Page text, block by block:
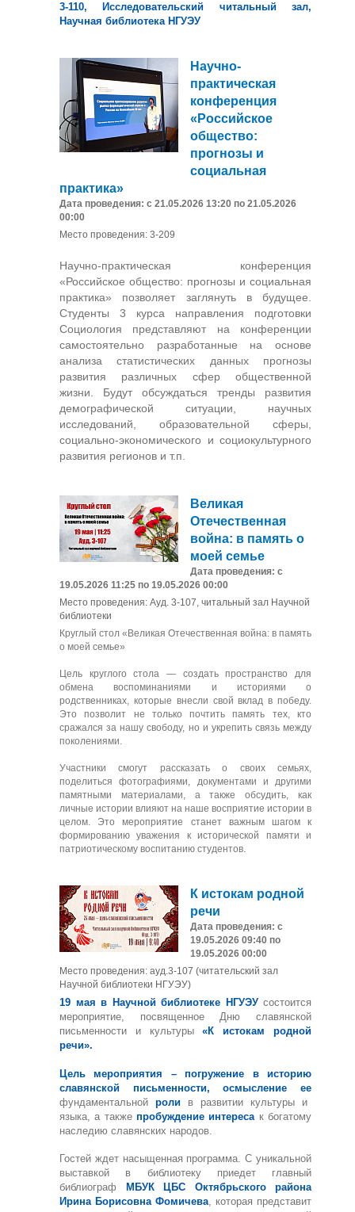
3-110, Исследовательский читальный зал,
Научная библиотека НГУЭУ
Научно-
практическая
конференция
«Российское
общество:
прогнозы и
социальная
практика»
Дата проведения: с 21.05.2026 13:20 по 21.05.2026
00:00
Место проведения: 3-209
Научно-практическая конференция
«Российское общество: прогнозы и социальная
практика» позволяет заглянуть в будущее.
Студенты 3 курса направления подготовки
Социология представляют на конференции
самостоятельно разработанные на основе
анализа статистических данных прогнозы
развития различных сфер общественной
жизни. Будут обсуждаться тренды развития
демографической ситуации, научных
исследований, образовательной сферы,
социально-экономического и социокультурного
развития регионов и т.п.
Великая
Отечественная
война: в память о
моей семье
Дата проведения: с
19.05.2026 11:25 по 19.05.2026 00:00
Место проведения: Ауд. 3-107, читальный зал Научной
библиотеки
Круглый стол «Великая Отечественная война: в память
о моей семье»
Цель круглого стола — создать пространство для
обмена воспоминаниями и историями о
родственниках, которые внесли свой вклад в победу.
Это позволит не только почтить память тех, кто
сражался за нашу свободу, но и укрепить связь между
поколениями.
Участники смогут рассказать о своих семьях,
поделиться фотографиями, документами и другими
памятными материалами, а также обсудить, как
личные истории влияют на наше восприятие истории в
целом. Это мероприятие станет важным шагом к
формированию уважения к исторической памяти и
патриотическому воспитанию студентов.
К истокам родной
речи
Дата проведения: с
19.05.2026 09:40 по
19.05.2026 00:00
Место проведения: ауд.3-107 (читательский зал
Научной библиотеки НГУЭУ)
19 мая в Научной библиотеке НГУЭУсостоится
мероприятие, посвященное Дню славянской
письменности и культуры«К истокам родной
речи».
Цель мероприятия – погружение в историю
славянской письменности, осмысление ее
фундаментальной роли в развитии культуры и
языка, а также пробуждение интереса к богатому
наследию славянских народов.
Гостей ждет насыщенная программа. С уникальной
выставкой в библиотеку приедет главный
библиограф
МБУК ЦБС Октябрьского района
Ирина Борисовна Фомичева, которая представит